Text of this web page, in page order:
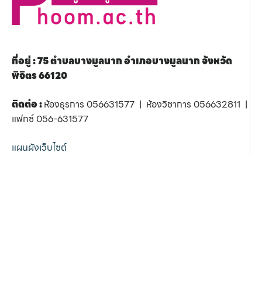
ที่อยู่ : 75 ตำบลบางมูลนาก อำเภอบางมูลนาก จังหวัด
พิจิตร 66120
ติดต่อ :ห้องธุรการ 056631577 | ห้องวิชาการ 056632811 |
แฟกซ์ 056-631577
แผนผังเว็บไซต์